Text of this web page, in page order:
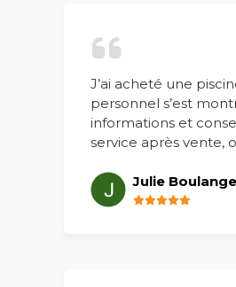
J’ai acheté une
personnel s’est
informations et
service après vente,
Julie